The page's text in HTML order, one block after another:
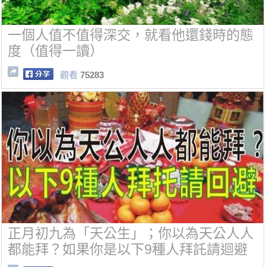
一個人值不值得深交，就看他還錢時的態
度（值得一讀）
觀看 75283
正月初九為「天公生」；你以為天公人人
都能拜？如果你是以下9種人拜託請迴避